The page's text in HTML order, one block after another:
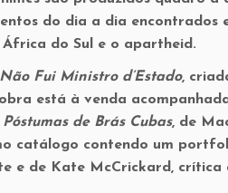
do dia a dia
do Sul e o apartheid.
Fui Ministro d’Estado,
está à venda
de Brás Cubas, de
catálogo contendo um
e de Kate McCrickard,